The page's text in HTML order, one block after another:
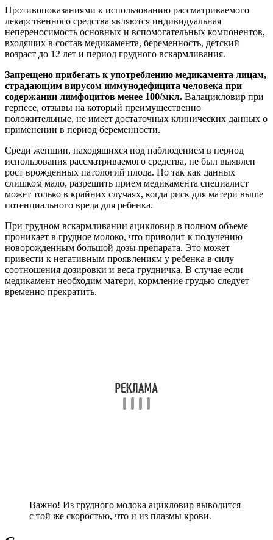
Противопоказаниями к использованию рассматриваемого
лекарственного средства являются индивидуальная
непереносимость основных и вспомогательных компонентов,
входящих в состав медикамента, беременность, детский
возраст до 12 лет и период грудного вскармливания.
Запрещено прибегать к употреблению медикамента лицам,
страдающим вирусом иммунодефицита человека при
содержании лимфоцитов менее 100/мкл. Валацикловир при
герпесе, отзывы на который преимущественно
положительные, не имеет достаточных клинических данных о
применении в период беременности.
Среди женщин, находящихся под наблюдением в период
использования рассматриваемого средства, не был выявлен
рост врожденных патологий плода. Но так как данных
слишком мало, разрешить прием медикамента специалист
может только в крайних случаях, когда риск для матери выше
потенциального вреда для ребенка.
При грудном вскармливании ацикловир в полном объеме
проникает в грудное молоко, что приводит к получению
новорожденным большой дозы препарата. Это может
привести к негативным проявлениям у ребенка в силу
соотношения дозировки и веса грудничка. В случае если
медикамент необходим матери, кормление грудью следует
временно прекратить.
Важно! Из грудного молока ацикловир выводится
с той же скоростью, что и из плазмы крови.